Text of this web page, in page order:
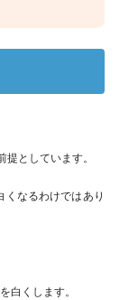
としています。
なるわけではあり
白くします。